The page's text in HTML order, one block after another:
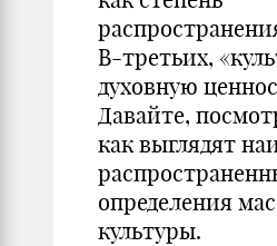
В-третьих,
духовную
Давайте,
как выглядят
определения
культуры.